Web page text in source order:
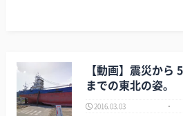
【動画】震災から
までの東北の姿。
2016.03.03